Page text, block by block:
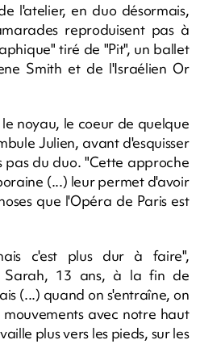
l'atelier, en duo désormais,
reproduisent pas à
tiré de "Pit", un ballet
Smith et de l'Israélien Or
noyau, le coeur de quelque
Julien, avant d'esquisser
pas du duo. "Cette approche
(...) leur permet d'avoir
que l'Opéra de Paris est
c'est plus dur à faire",
Sarah, 13 ans, à la fin de
(...) quand on s'entraîne, on
avec notre haut
plus vers les pieds, sur les